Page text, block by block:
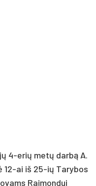
4-erių metų darbą A.
12-ai iš 25-ių Tarybos
Raimondui